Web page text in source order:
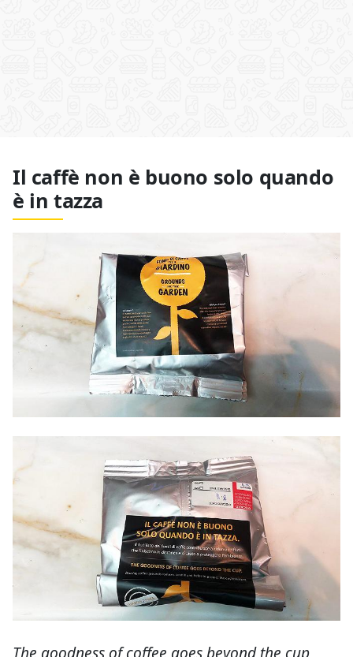
Il caffè non è buono solo quando
è in tazza
The goodness of coffee goes beyond the cup